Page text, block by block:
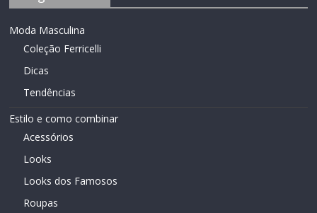
Moda Masculina
Coleção Ferricelli
Dicas
Tendências
Estilo e como combinar
Acessórios
Looks
Looks dos Famosos
Roupas